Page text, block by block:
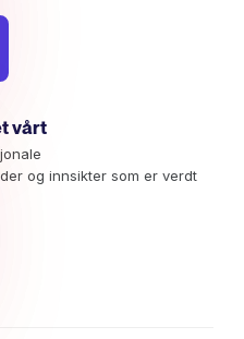
vårt
og innsikter som er verdt